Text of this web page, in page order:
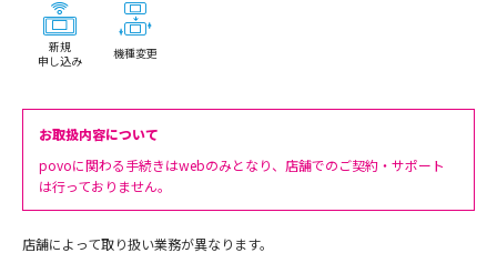
新規
申し込み
機種変更
お取扱内容について
povoに関わる手続きはwebのみとなり、店舗でのご契約・サポート
は行っておりません。
店舗によって取り扱い業務が異なります。